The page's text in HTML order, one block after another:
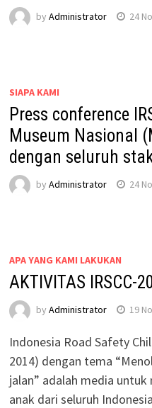
by Administrator 24
SIAPA KAMI
Press conference
Museum Nasional
dengan seluruh
by Administrator 24
APA YANG KAMI LAKUKAN
AKTIVITAS IRSCC-
by Administrator 19
Indonesia Road Safety
2014) dengan tema
jalan” adalah media
anak dari seluruh